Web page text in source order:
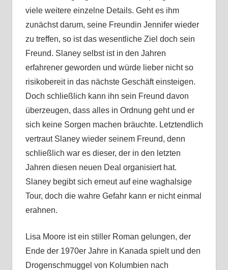
viele weitere einzelne Details. Geht es ihm
zunächst darum, seine Freundin Jennifer wieder
zu treffen, so ist das wesentliche Ziel doch sein
Freund. Slaney selbst ist in den Jahren
erfahrener geworden und würde lieber nicht so
risikobereit in das nächste Geschäft einsteigen.
Doch schließlich kann ihn sein Freund davon
überzeugen, dass alles in Ordnung geht und er
sich keine Sorgen machen bräuchte. Letztendlich
vertraut Slaney wieder seinem Freund, denn
schließlich war es dieser, der in den letzten
Jahren diesen neuen Deal organisiert hat.
Slaney begibt sich erneut auf eine waghalsige
Tour, doch die wahre Gefahr kann er nicht einmal
erahnen.
Lisa Moore ist ein stiller Roman gelungen, der
Ende der 1970er Jahre in Kanada spielt und den
Drogenschmuggel von Kolumbien nach